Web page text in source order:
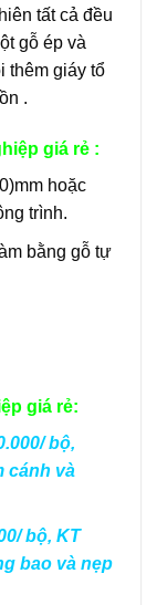
tất cả đều
gỗ ép và
thêm giáy tổ
.
giá rẻ :
hoặc
trình.
bằng gỗ tự
giá rẻ:
bộ,
cánh và
bộ, KT
bao và nẹp